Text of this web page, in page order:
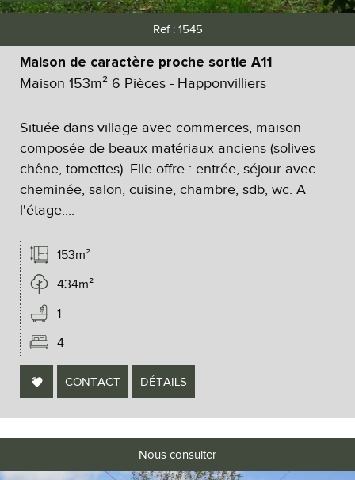
Ref : 1545
Maison de caractère proche sortie A11
Maison 153m² 6 Pièces - Happonvilliers
Située dans village avec commerces, maison
composée de beaux matériaux anciens (solives
chêne, tomettes). Elle offre : entrée, séjour avec
cheminée, salon, cuisine, chambre, sdb, wc. A
l'étage:...
153m²
434m²
1
4
CONTACT DÉTAILS
Nous consulter